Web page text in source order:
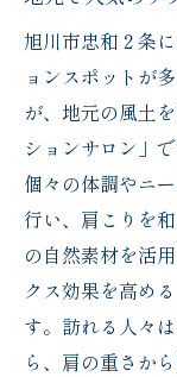
旭川市忠和２条
ョンスポットが
が、地元の風土
ションサロン」
個々の体調やニ
行い、肩こりを
の自然素材を活
クス効果を高め
す。訪れる人々
ら、肩の重さか